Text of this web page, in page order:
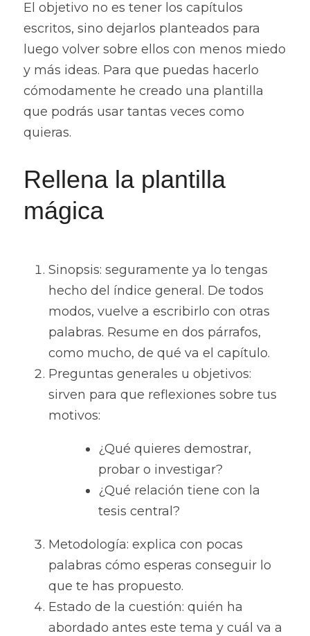
El objetivo no es tener los capítulos
escritos, sino dejarlos planteados para
luego volver sobre ellos con menos miedo
y más ideas. Para que puedas hacerlo
cómodamente he creado una plantilla
que podrás usar tantas veces como
quieras.
Rellena la plantilla
mágica
Sinopsis: seguramente ya lo tengas
hecho del índice general. De todos
modos, vuelve a escribirlo con otras
palabras. Resume en dos párrafos,
como mucho, de qué va el capítulo.
Preguntas generales u objetivos:
sirven para que reflexiones sobre tus
motivos:
¿Qué quieres demostrar,
probar o investigar?
¿Qué relación tiene con la
tesis central?
Metodología: explica con pocas
palabras cómo esperas conseguir lo
que te has propuesto.
Estado de la cuestión: quién ha
abordado antes este tema y cuál va a